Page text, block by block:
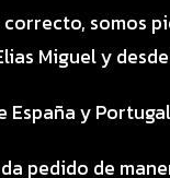
somos
Miguel y
España y
pedido de